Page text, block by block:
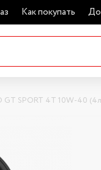
Как покупать
SPORT 4T 10W-40